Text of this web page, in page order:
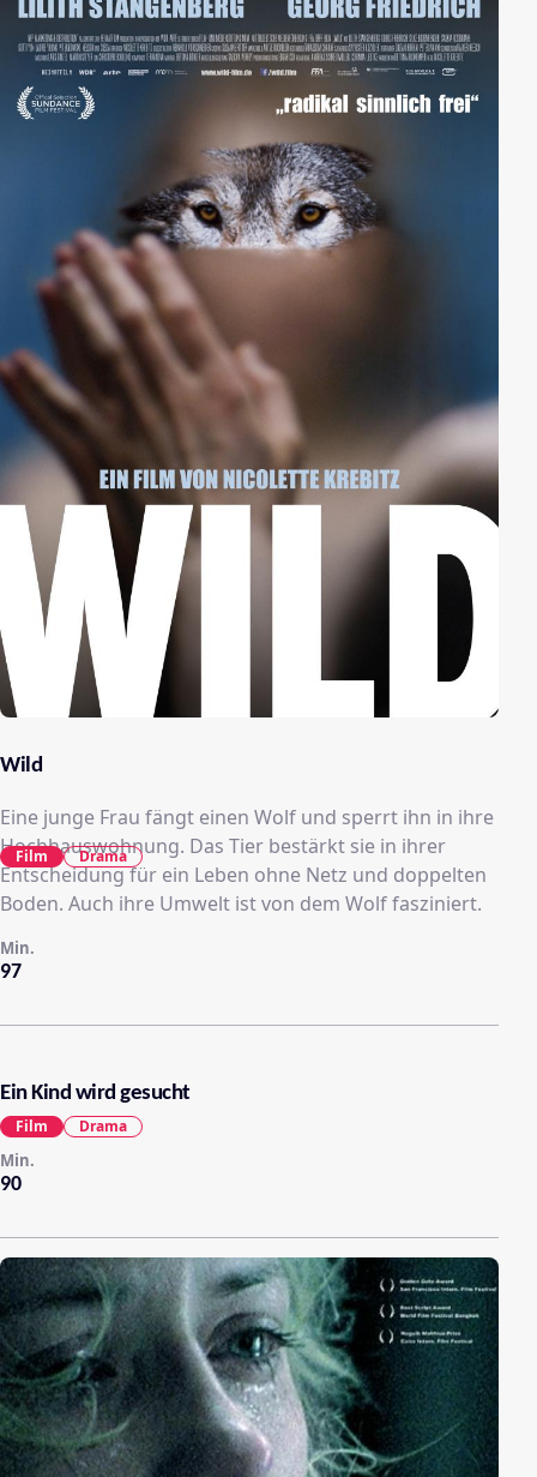
Wild
Eine junge Frau fängt einen Wolf und sperrt ihn in ihre
Hochhauswohnung. Das Tier bestärkt sie in ihrer
Entscheidung für ein Leben ohne Netz und doppelten
Boden. Auch ihre Umwelt ist von dem Wolf fasziniert.
97
Min.
Film Drama
Ein Kind wird gesucht
90
Min.
Film Drama